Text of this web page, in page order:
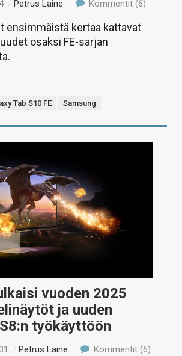
/ Petrus Laine Kommentit (6)
ensimmäistä kertaa kattavat
osaksi FE-sarjan
Tab S10 FE Samsung
vuoden 2025
ja uuden
työkäyttöön
/ Petrus Laine Kommentit (6)